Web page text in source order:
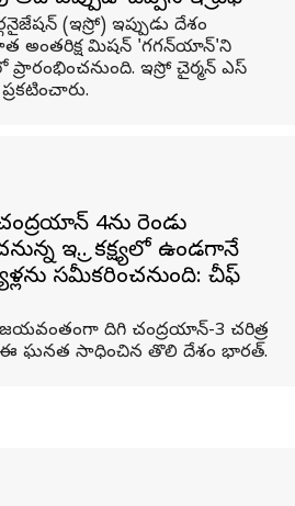
(ఇస్రో) ఇప్పుడు దేశం
మిషన్ 'గగన్‌యాన్'ని
ఇస్రో చైర్మన్ ఎస్
4ను రెండు
ఇస్రో.. కక్ష్యలో ఉండగానే
సమీకరించనుంది: చీఫ్
విజయవంతంగా దిగి చంద్రయాన్-3 చరిత్ర
ఈ ఘనత సాధించిన తొలి దేశం భారత్‌.